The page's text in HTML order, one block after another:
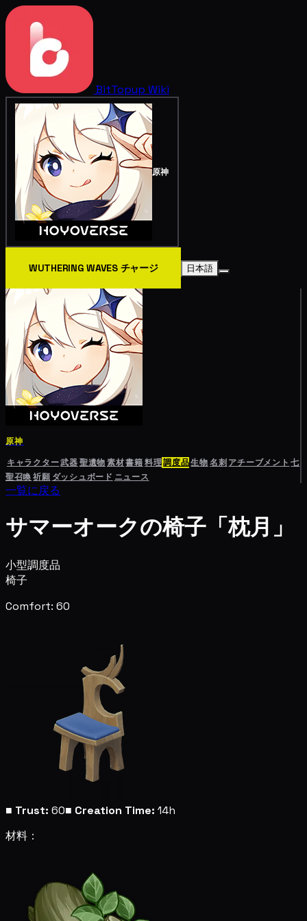
BitTopup Wiki
原神
WUTHERING WAVES チャージ 日本語
原神
キャラクター武器聖遺物素材書籍料理調度品生物名刺 アチーブメント 七
聖召喚祈願 ダッシュボード ニュース
一覧に戻る
サマーオークの椅子「枕月」
小型調度品
椅子
Comfort: 60
■ Trust: 60■ Creation Time: 14h
材料：